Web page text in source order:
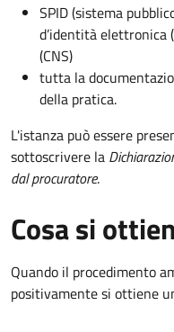
SPID (sistema
d’identità elettronica
(CNS)
tutta la
della pratica.
L'istanza può essere
sottoscrivere la
dal procuratore.
Cosa si
Quando il procedimento
positivamente si ottiene